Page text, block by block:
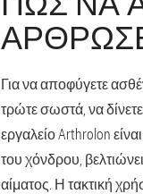
Για να αποφύγετε
τρώτε σωστά, να
εργαλείο Arthrolon
του χόνδρου,
αίματος. Η τακτική